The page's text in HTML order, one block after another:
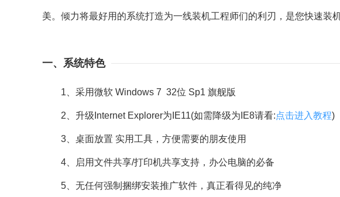
美。倾力将最好用的系统打造为一线装机工程师们的利刃，是您快速装机
一、系统特色
1、采用微软 Windows 7 32位 Sp1 旗舰版
2、升级Internet Explorer为IE11(如需降级为IE8请看:点击进入教程)
3、桌面放置 实用工具，方便需要的朋友使用
4、启用文件共享/打印机共享支持，办公电脑的必备
5、无任何强制捆绑安装推广软件，真正看得见的纯净